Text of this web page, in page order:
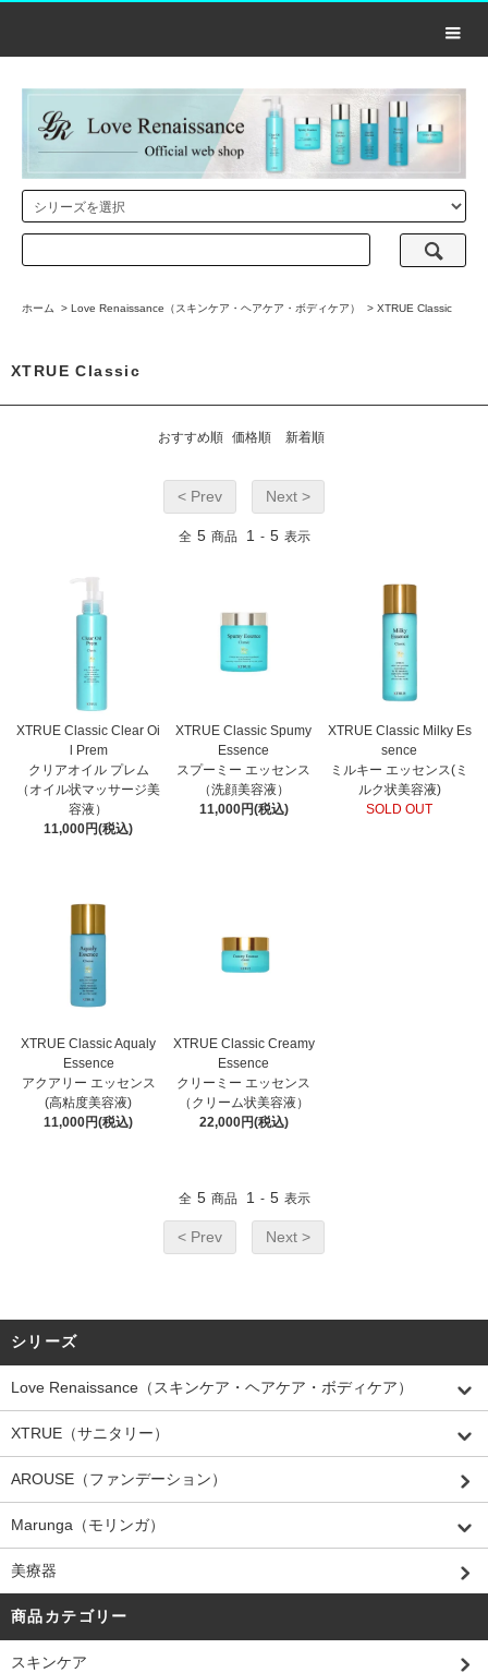
ホーム > Love Renaissance（スキンケア・ヘアケア・ボディケア） > XTRUE Classic
XTRUE Classic
おすすめ順 価格順 新着順
< Prev Next >
全 5 商品 1 - 5 表示
XTRUE Classic Clear Oi
l Prem
クリアオイル プレム
（オイル状マッサージ美
容液）
11,000円(税込)
XTRUE Classic Spumy
Essence
スプーミー エッセンス
（洗顔美容液）
11,000円(税込)
XTRUE Classic Milky Es
sence
ミルキー エッセンス(ミ
ルク状美容液)
SOLD OUT
XTRUE Classic Aqualy
Essence
アクアリー エッセンス
(高粘度美容液)
11,000円(税込)
XTRUE Classic Creamy
Essence
クリーミー エッセンス
（クリーム状美容液）
22,000円(税込)
全 5 商品 1 - 5 表示
< Prev Next >
シリーズ
Love Renaissance（スキンケア・ヘアケア・ボディケア）
XTRUE（サニタリー）
AROUSE（ファンデーション）
Marunga（モリンガ）
美療器
商品カテゴリー
スキンケア